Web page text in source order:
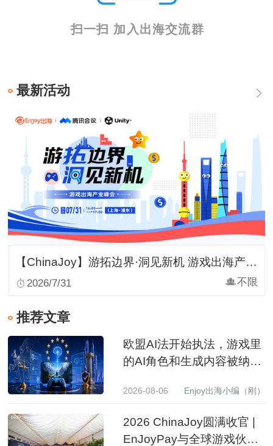
扫一扫 加入出海交流群
最新活动
【ChinaJoy】游拓边界·洞见新机 游戏出海产业峰会
2026/7/31 不限
推荐文章
欧盟AI法开始执法，游戏里
的AI角色和生成内容被纳入
2026-08-06 Enjoy出海小编（刚）
2026 ChinaJoy圆满收官 |
EnJoyPay与全球游戏伙伴